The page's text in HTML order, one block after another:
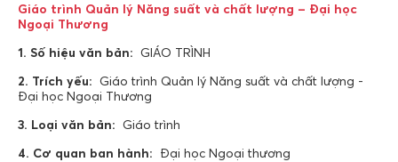
Giáo trình Quản lý Năng suất và chất lượng – Đại học
Ngoại Thương
1. Số hiệu văn bản: GIÁO TRÌNH
2. Trích yếu: Giáo trình Quản lý Năng suất và chất lượng -
Đại học Ngoại Thương
3. Loại văn bản: Giáo trình
4. Cơ quan ban hành: Đại học Ngoại thương